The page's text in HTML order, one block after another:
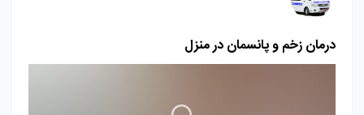
درمان زخم و پانسمان در منزل